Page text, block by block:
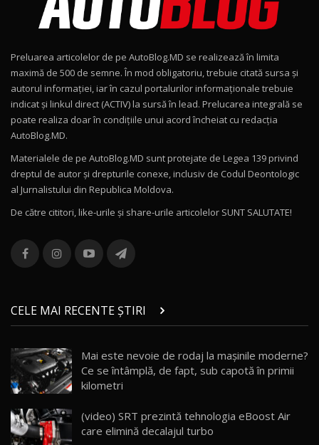
Noul Geely EX2 / Test Drive AutoBlog.MD
15:22
Mercedes-AMG E 53 HYBRID 4MATIC+ / Test
Drive AutoBlog.MD
16:27
11
Noul Volvo ES90 / Test Drive AutoBlog.MD
12
Noul MG HS / Test Drive AutoBlog.MD
16:48
13
combină aventura cu luxul / AutoBlog.MD
36:08
chinez care face lumea să se întoarcă după el
/ AutoBlog.MD
17:27
15 14:37
16
AutoBlogMD
13:10
Preluarea articolelor de pe AutoBlog.MD se realizează în limita
maximă de 500 de semne. În mod obligatoriu, trebuie citată sursa și
autorul informației, iar în cazul portalurilor informaționale trebuie
indicat și linkul direct (ACTIV) la sursă în lead. Prelucarea integrală se
poate realiza doar în condițiile unui acord încheiat cu redacţia
AutoBlog.MD.
Materialele de pe AutoBlog.MD sunt protejate de Legea 139 privind
dreptul de autor și drepturile conexe, inclusiv de Codul Deontologic
al Jurnalistului din Republica Moldova.
De către cititori, like-urile şi share-urile articolelor SUNT SALUTATE!
CELE MAI RECENTE ȘTIRI
Mai este nevoie de rodaj la mașinile moderne?
Ce se întâmplă, de fapt, sub capotă în primii
kilometri
(video) SRT prezintă tehnologia eBoost Air
care elimină decalajul turbo